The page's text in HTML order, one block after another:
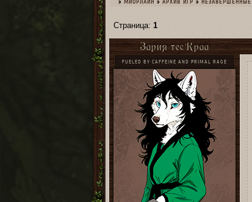
» МИОРЛАЙН » ­АРХИВ ИГР » НЕЗАВЕРШЕННЫЕ
Страница:1
Зария тес’Краа
FUELED BY CAFFEINE AND PRIMAL RAGE